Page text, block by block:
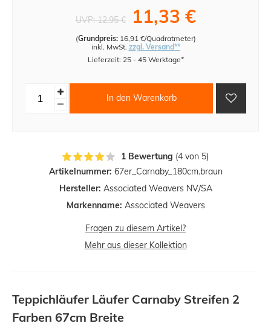
Artikelnummer: 67er_Carnaby_180cm.braun
Hersteller: Associated Weavers NV/SA
Markenname: Associated Weavers
UVP:12,95 € 11,33 €
(Grundpreis: 16,91 €/Quadratmeter)
inkl. MwSt. zzgl. Versand**
Lieferzeit: 25 - 45 Werktage*
In den Warenkorb
Fragen zu diesem Artikel?
Mehr aus dieser Kollektion
1 Bewertung (4 von 5)
Teppichläufer Läufer Carnaby Streifen 2
Farben 67cm Breite